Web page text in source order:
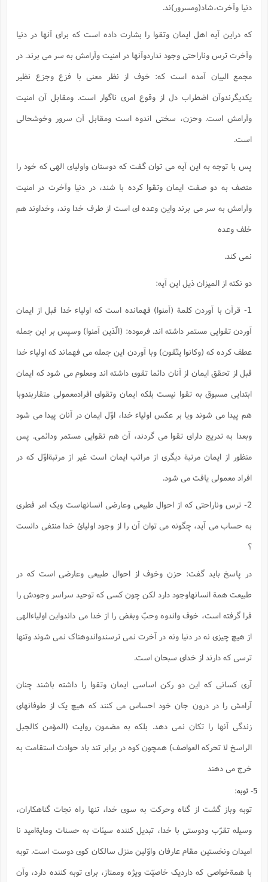
دنیا وآخرت،شاد(ومسرور)ند.
که دراین آیه اهل ایمان وتقوا را بشارت داده است که برای آنها در دنیا
وآخرت ترس وناراحتی وجود نداردوآنها در امنیت وآرامش به سر می برند. در
مجمع البیان آمده است که: خوف از نظر معنی با فزع وجزع نظیر
یکدیگرندوآن اضطراب دل از وقوع امری ناگوار است. ومقابل آن امنیت
وآرامش است. وحزن، سختی اندوه است ومقابل آن سرور وخوشحالی
است.
پس با توجه به این آیه می توان گفت که دوستان واولیای الهی که خود را
متصف به دو صفت ایمان وتقوا کرده با شند، در دنیا وآخرت در امنیت
وآرامش به سر می برند واین وعده ای است از طرف خدا وند، وخداوند هم
خلف وعده
نمی کند.
دو نکته از المیزان ذیل این آیه:
1- قرآن با آوردن کلمة (آمنوا) فهمانده است که اولیاء خدا قبل از ایمان
آوردن تقوایی مستمر داشته اند. فرموده: (الّذین آمنوا) وسپس بر این جمله
عطف کرده که (وکانوا یتّقون) وبا آوردن این جمله می فهماند که اولیاء خدا
قبل از تحقق ایمان از آنان دائما تقوی داشته اند ومعلوم می شود که ایمان
ابتدایی مسبوق به تقوا نیست بلکه ایمان وتقوای افرادمعمولی متقاربندوبا
هم پیدا می شوند ویا بر عکس اولیاء خدا، اوّل ایمان در آنان پیدا می شود
وبعدا به تدریج دارای تقوا می گردند، آن هم تقوایی مستمر ودائمی. پس
منظور از ایمان مرتبة دیگری از مراتب ایمان است غیر از مرتبةاوّل که در
افراد معمولی یافت می شود.
2- ترس وناراحتی که از احوال طبیعی وعارضی انسانهاست ویک امر فطری
به حساب می آید، چگونه می توان آن را از وجود اولیائ خدا منتفی دانست
؟
در پاسخ باید گفت: حزن وخوف از احوال طبیعی وعارضی است که در
طبیعت همة انسانهاوجود دارد لکن چون کسی که توحید سراسر وجودش را
فرا گرفته است، خوف واندوه وحبّ وبغض را از خدا می داندواین اولیاءالهی
از هیچ چیزی نه در دنیا ونه در آخرت نمی ترسندواندوهناک نمی شوند وتنها
ترسی که دارند از خدای سبحان است.
آری کسانی که این دو رکن اساسی ایمان وتقوا را داشته باشند چنان
آرامش را در درون جان خود احساس می کنند که هیچ یک از طوفانهای
زندگی آنها را تکان نمی دهد. بلکه به مضمون روایت (المؤمن کالجبل
الراسخ لا تحرکه العواصف) همچون کوه در برابر تند باد حوادث استقامت به
خرج می دهند
5- توبه:
توبه وباز گشت از گناه وحرکت به سوی خدا، تنها راه نجات گناهکاران،
وسیله تقرّب ودوستی با خدا، تبدیل کننده سیئات به حسنات ومایةامید نا
امیدان ونخستین مقام عارفان واوّلین منزل سالکان کوی دوست است. توبه
با همةخواصی که داردیک خاصیّت ویژه وممتاز، برای توبه کننده دارد، وآن